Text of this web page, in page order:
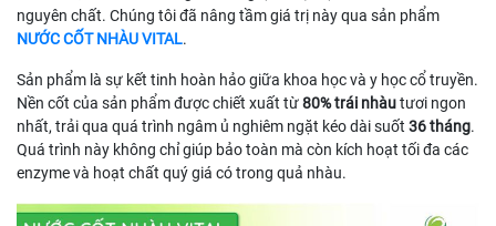
nguyên chất. Chúng tôi đã nâng tầm giá trị này qua sản phẩm
NƯỚC CỐT NHÀU VITAL.
Sản phẩm là sự kết tinh hoàn hảo giữa khoa học và y học cổ truyền.
Nền cốt của sản phẩm được chiết xuất từ80% trái nhàutươi ngon
nhất, trải qua quá trình ngâm ủ nghiêm ngặt kéo dài suốt 36 tháng.
Quá trình này không chỉ giúp bảo toàn mà còn kích hoạt tối đa các
enzyme và hoạt chất quý giá có trong quả nhàu.